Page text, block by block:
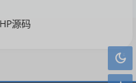
源码